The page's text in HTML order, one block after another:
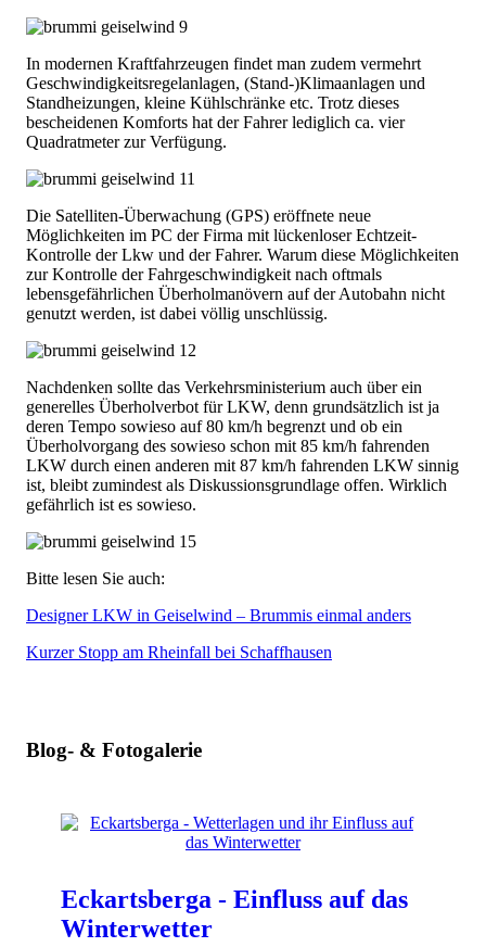
In modernen Kraftfahrzeugen findet man zudem vermehrt
Geschwindigkeitsregelanlagen, (Stand-)Klimaanlagen und
Standheizungen, kleine Kühlschränke etc. Trotz dieses
bescheidenen Komforts hat der Fahrer lediglich ca. vier
Quadratmeter zur Verfügung.
Die Satelliten-Überwachung (GPS) eröffnete neue
Möglichkeiten im PC der Firma mit lückenloser Echtzeit-
Kontrolle der Lkw und der Fahrer. Warum diese Möglichkeiten
zur Kontrolle der Fahrgeschwindigkeit nach oftmals
lebensgefährlichen Überholmanövern auf der Autobahn nicht
genutzt werden, ist dabei völlig unschlüssig.
Nachdenken sollte das Verkehrsministerium auch über ein
generelles Überholverbot für LKW, denn grundsätzlich ist ja
deren Tempo sowieso auf 80 km/h begrenzt und ob ein
Überholvorgang des sowieso schon mit 85 km/h fahrenden
LKW durch einen anderen mit 87 km/h fahrenden LKW sinnig
ist, bleibt zumindest als Diskussionsgrundlage offen. Wirklich
gefährlich ist es sowieso.
Bitte lesen Sie auch:
Designer LKW in Geiselwind – Brummis einmal anders
Kurzer Stopp am Rheinfall bei Schaffhausen
Blog- & Fotogalerie
Eckartsberga - Einfluss auf das
Winterwetter